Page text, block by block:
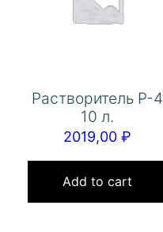
Растворитель Р-4
10 л.
2019,00₽
Add to cart